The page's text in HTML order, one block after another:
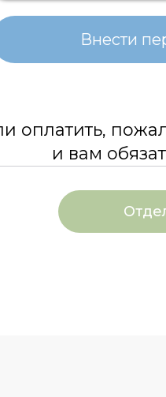
Внести
оплатить,
и вам